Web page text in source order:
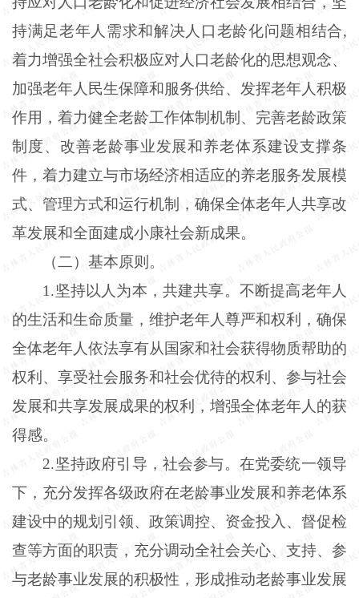
持满足老年人需求和解决人口老龄化问题相结合,
着力增强全社会积极应对人口老龄化的思想观念、
加强老年人民生保障和服务供给、发挥老年人积极
作用，着力健全老龄工作体制机制、完善老龄政策
制度、改善老龄事业发展和养老体系建设支撑条
件，着力建立与市场经济相适应的养老服务发展模
式、管理方式和运行机制，确保全体老年人共享改
革发展和全面建成小康社会新成果。
（二）基本原则。
1.坚持以人为本，共建共享。不断提高老年人
的生活和生命质量，维护老年人尊严和权利，确保
全体老年人依法享有从国家和社会获得物质帮助的
权利、享受社会服务和社会优待的权利、参与社会
发展和共享发展成果的权利，增强全体老年人的获
得感。
2.坚持政府引导，社会参与。在党委统一领导
下，充分发挥各级政府在老龄事业发展和养老体系
建设中的规划引领、政策调控、资金投入、督促检
查等方面的职责，充分调动全社会关心、支持、参
与老龄事业发展的积极性，形成推动老龄事业发展